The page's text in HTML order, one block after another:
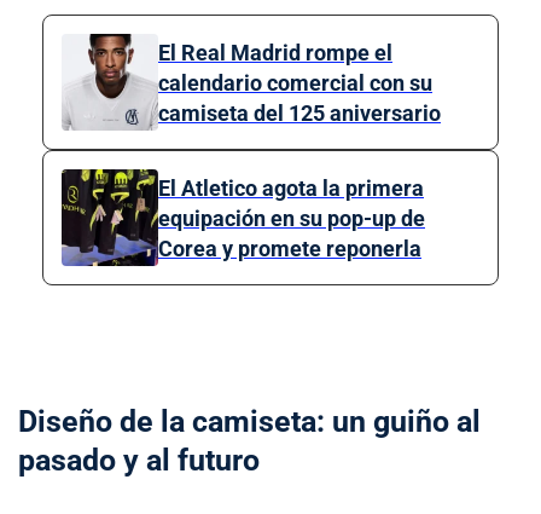
El Real Madrid rompe el
calendario comercial con su
camiseta del 125 aniversario
El Atletico agota la primera
equipación en su pop-up de
Corea y promete reponerla
Diseño de la camiseta: un guiño al
pasado y al futuro